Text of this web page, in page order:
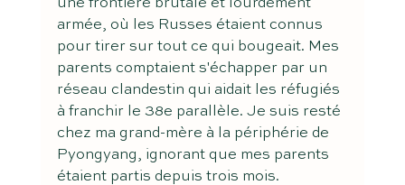
une frontière brutale et lourdement
armée, où les Russes étaient connus
pour tirer sur tout ce qui bougeait. Mes
parents comptaient s'échapper par un
réseau clandestin qui aidait les réfugiés
à franchir le 38e parallèle. Je suis resté
chez ma grand-mère à la périphérie de
Pyongyang, ignorant que mes parents
étaient partis depuis trois mois.